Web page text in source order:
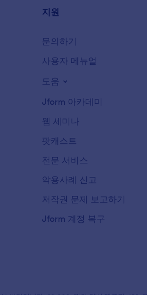
지원
문의하기
사용자 메뉴얼
도움
Jform 아카데미
웹 세미나
팟캐스트
전문 서비스
악용사례 신고
저작권 문제 보고하기
Jform 계정 복구